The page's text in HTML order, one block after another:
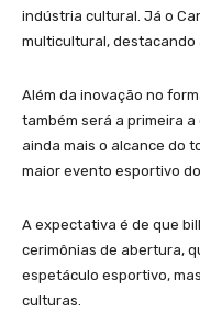
indústria cultural. Já o
multicultural, destacando
Além da inovação no
também será a primeira
ainda mais o alcance do
maior evento esportivo
A expectativa é de que
cerimônias de abertura,
espetáculo esportivo,
culturas.